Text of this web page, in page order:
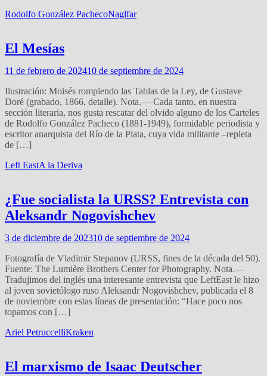
Rodolfo González PachecoNaglfar
El Mesías
11 de febrero de 202410 de septiembre de 2024
Ilustración: Moisés rompiendo las Tablas de la Ley, de Gustave
Doré (grabado, 1866, detalle). Nota.— Cada tanto, en nuestra
sección literaria, nos gusta rescatar del olvido alguno de los Carteles
de Rodolfo González Pacheco (1881-1949), formidable periodista y
escritor anarquista del Río de la Plata, cuya vida militante –repleta
de […]
Left EastA la Deriva
¿Fue socialista la URSS? Entrevista con
Aleksandr Nogovishchev
3 de diciembre de 202310 de septiembre de 2024
Fotografía de Vladimir Stepanov (URSS, fines de la década del 50).
Fuente: The Lumière Brothers Center for Photography. Nota.—
Tradujimos del inglés una interesante entrevista que LeftEast le hizo
al joven sovietólogo ruso Aleksandr Nogovishchev, publicada el 8
de noviembre con estas líneas de presentación: “Hace poco nos
topamos con […]
Ariel PetruccelliKraken
El marxismo de Isaac Deutscher